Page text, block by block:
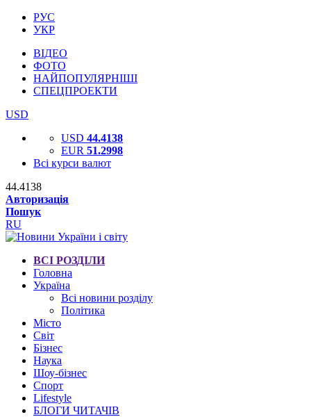
РУС
УКР
ВІДЕО
ФОТО
НАЙПОПУЛЯРНІШІ
СПЕЦПРОЕКТИ
USD
USD 44.4138
EUR 51.2998
Всі курси валют
44.4138
Авторизація
Пошук
RU
ВСІ РОЗДІЛИ
Головна
Україна
Всі новини розділу
Політика
Місто
Світ
Бізнес
Наука
Шоу-бізнес
Спорт
Lifestyle
БЛОГИ ЧИТАЧІВ